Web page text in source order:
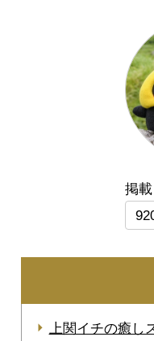
上関イチの癒し